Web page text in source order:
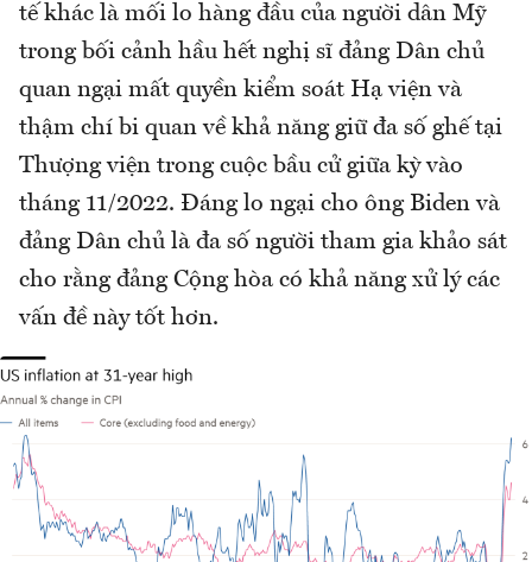
tế khác là mối lo hàng đầu của người dân Mỹ
trong bối cảnh hầu hết nghị sĩ đảng Dân chủ
quan ngại mất quyền kiểm soát Hạ viện và
thậm chí bi quan về khả năng giữ đa số ghế tại
Thượng viện trong cuộc bầu cử giữa kỳ vào
tháng 11/2022. Đáng lo ngại cho ông Biden và
đảng Dân chủ là đa số người tham gia khảo sát
cho rằng đảng Cộng hòa có khả năng xử lý các
vấn đề này tốt hơn.